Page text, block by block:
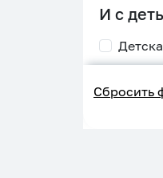
И с
Сбросить